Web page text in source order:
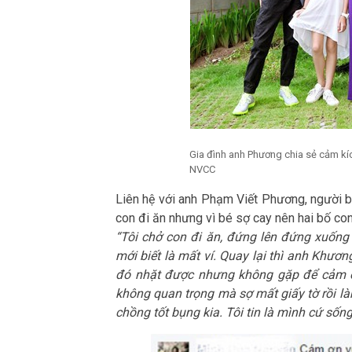
Gia đình anh Phương chia sẻ cảm
NVCC
Liên hệ với anh Phạm Viết Phương, người
con đi ăn nhưng vì bé sợ cay nên hai bố
“Tôi chở con đi ăn, đứng lên đứng
mới biết là mất ví. Quay lại thì anh
đó nhặt được nhưng không gặp để
không quan trọng mà sợ mất giấy tờ rồi
chồng tốt bụng kia. Tôi tin là mình cứ